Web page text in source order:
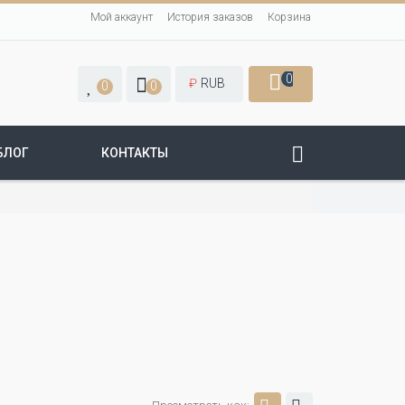
Мой аккаунт История заказов Корзина
0 0 ₽ RUB 0
КОНТАКТЫ